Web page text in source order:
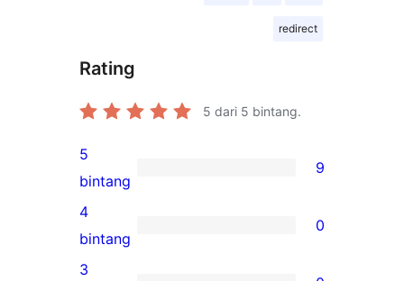
redirect
Rating
5 dari 5 bintang.
9
ulasan
5-
bintang
5
bintang
9
0
ulasan
4
bintang
0
3